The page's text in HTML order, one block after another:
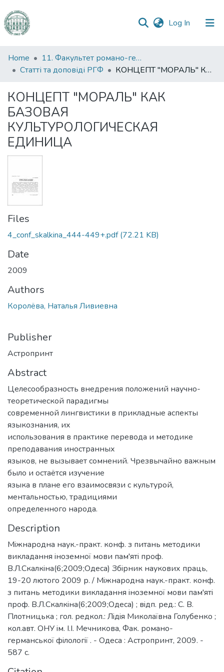
Log In (current)
Communities
&
All of DSpace
Statistics
Home
11. Факультет романо-германської філології
Статті та доповіді РГФ
КОНЦЕПТ "МОРАЛЬ" КАК БАЗОВАЯ КУЛЬТУРОЛОГИЧЕСКАЯ ЕДИНИЦА
КОНЦЕПТ "МОРАЛЬ" КАК
БАЗОВАЯ
КУЛЬТУРОЛОГИЧЕСКАЯ
ЕДИНИЦА
Files
4_conf_skalkina_444-449+.pdf(72.21 KB)
Date
2009
Authors
Королёва, Наталья Ливиевна
Publisher
Астропринт
Abstract
Целесообразность внедрения положений научно-
теоретической парадигмы
современной лингвистики в прикладные аспекты
языкознания, их
использования в практике перевода и методике
преподавания иностранных
языков, не вызывает сомнений. Чрезвычайно важным
было и остаётся изучение
языка в плане его взаимосвязи с культурой,
ментальностью, традициями
определенного народа.
Description
Мiжнародна наук.-практ. конф. з питань методики
викладання iноземної мови пам'ятi проф.
В.Л.Скалкiна(6;2009;Одеса) Збiрник наукових праць,
19-20 лютого 2009 р. / Мiжнародна наук.-практ. конф.
з питань методики викладання iноземної мови пам'ятi
проф. В.Л.Скалкiна(6;2009;Одеса) ; вiдп. ред.: С. В.
Плотницька ; гол. редкол.: Лiдiя Миколаївна Голубенко ;
кол.авт. ОНУ iм. I.I. Мечникова, Фак. романо-
германської фiлологiї . - Одеса : Астропринт, 2009. -
587 с.